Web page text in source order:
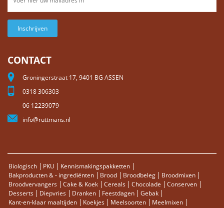
Inschrijven
CONTACT
Groningerstraat 17, 9401 BG ASSEN
0318 306303
06 12239079
info@ruttmans.nl
Biologisch PKU
Kennismakingspakketten
Bakproducten & - ingrediënten
Brood Broodbeleg
Broodmixen
Broodvervangers
Cake & Koek Cereals Chocolade
Conserven
Desserts
Diepvries Dranken Feestdagen
Gebak
Kant-en-klaar maaltijden
Koekjes Meelsoorten
Meelmixen